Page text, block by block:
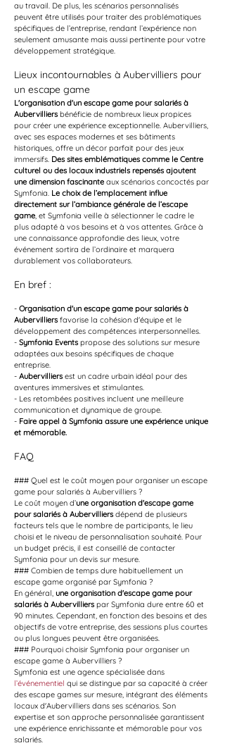
au travail. De plus, les scénarios personnalisés
peuvent être utilisés pour traiter des problématiques
spécifiques de l’entreprise, rendant l’expérience non
seulement amusante mais aussi pertinente pour votre
développement stratégique.
Lieux incontournables à Aubervilliers pour
un escape game
L'organisation d'un escape game pour salariés à
Aubervilliers bénéficie de nombreux lieux propices
pour créer une expérience exceptionnelle. Aubervilliers,
avec ses espaces modernes et ses bâtiments
historiques, offre un décor parfait pour des jeux
immersifs. Des sites emblématiques comme le Centre
culturel ou des locaux industriels repensés ajoutent
une dimension fascinante aux scénarios concoctés par
Symfonia. Le choix de l’emplacement influe
directement sur l’ambiance générale de l’escape
game, et Symfonia veille à sélectionner le cadre le
plus adapté à vos besoins et à vos attentes. Grâce à
une connaissance approfondie des lieux, votre
événement sortira de l’ordinaire et marquera
durablement vos collaborateurs.
En bref :
- Organisation d'un escape game pour salariés à
Aubervilliers favorise la cohésion d'équipe et le
développement des compétences interpersonnelles.
- Symfonia Events propose des solutions sur mesure
adaptées aux besoins spécifiques de chaque
entreprise.
- Aubervilliers est un cadre urbain idéal pour des
aventures immersives et stimulantes.
- Les retombées positives incluent une meilleure
communication et dynamique de groupe.
- Faire appel à Symfonia assure une expérience unique
et mémorable.
FAQ
### Quel est le coût moyen pour organiser un escape
game pour salariés à Aubervilliers ?
Le coût moyen d’une organisation d'escape game
pour salariés à Aubervilliers dépend de plusieurs
facteurs tels que le nombre de participants, le lieu
choisi et le niveau de personnalisation souhaité. Pour
un budget précis, il est conseillé de contacter
Symfonia pour un devis sur mesure.
### Combien de temps dure habituellement un
escape game organisé par Symfonia ?
En général, une organisation d'escape game pour
salariés à Aubervilliers par Symfonia dure entre 60 et
90 minutes. Cependant, en fonction des besoins et des
objectifs de votre entreprise, des sessions plus courtes
ou plus longues peuvent être organisées.
### Pourquoi choisir Symfonia pour organiser un
escape game à Aubervilliers ?
Symfonia est une agence spécialisée dans
l’événementiel qui se distingue par sa capacité à créer
des escape games sur mesure, intégrant des éléments
locaux d'Aubervilliers dans ses scénarios. Son
expertise et son approche personnalisée garantissent
une expérience enrichissante et mémorable pour vos
salariés.